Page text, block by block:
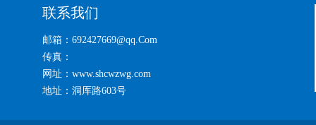
联系我们
邮箱：692427669@qq.Com
传真：
网址：www.shcwzwg.com
地址：洞厍路603号